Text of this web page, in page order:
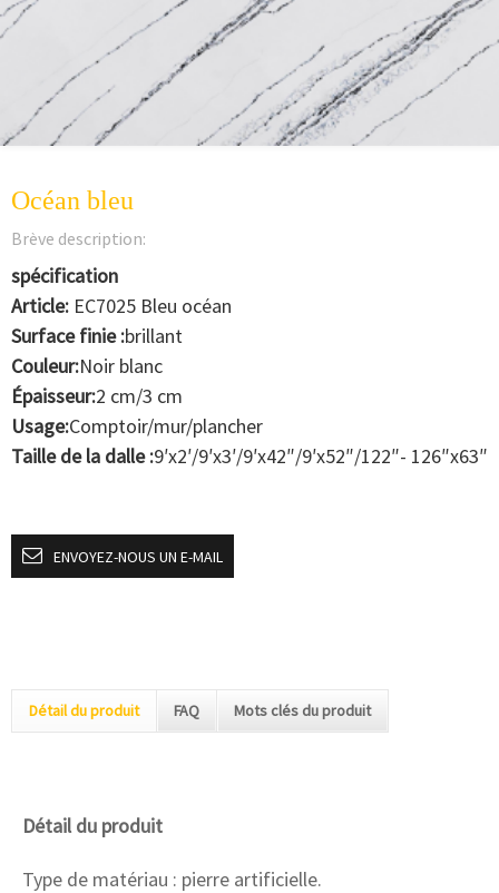
Océan bleu
Brève description:
spécification
Article: EC7025 Bleu océan
Surface finie :brillant
Couleur:Noir blanc
Épaisseur:2 cm/3 cm
Usage:Comptoir/mur/plancher
Taille de la dalle :9′x2′/9′x3′/9′x42″/9′x52″/122″- 126″x63″
ENVOYEZ-NOUS UN E-MAIL
Détail du produit FAQ Mots clés du produit
Détail du produit
Type de matériau : pierre artificielle.